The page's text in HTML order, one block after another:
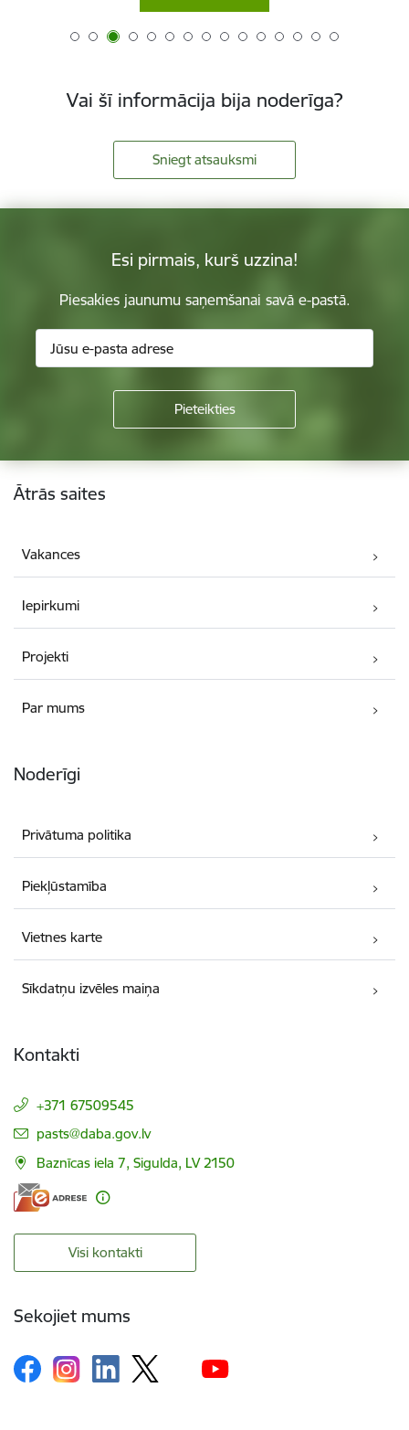
Vai šī informācija bija noderīga?
Sniegt atsauksmi
Esi pirmais, kurš uzzina!
Piesakies jaunumu saņemšanai savā e-pastā.
Kājene
Ātrās saites
Vakances
Iepirkumi
Projekti
Par mums
Noderīgi
Privātuma politika
Piekļūstamība
Vietnes karte
Sīkdatņu izvēles maiņa
Kontakti
+371 67509545
E-pasts:
pasts@daba.gov.lv
Baznīcas iela 7, Sigulda, LV 2150
Visi kontakti
Sekojiet mums